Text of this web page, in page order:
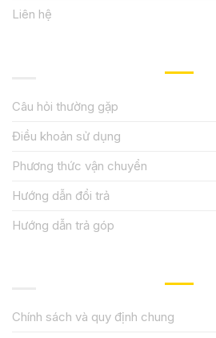
Liên hệ
Câu hỏi thường gặp
Điều khoản sử dụng
Phương thức vận chuyển
Hướng dẫn đổi trả
Hướng dẫn trả góp
Chính sách và quy định chung